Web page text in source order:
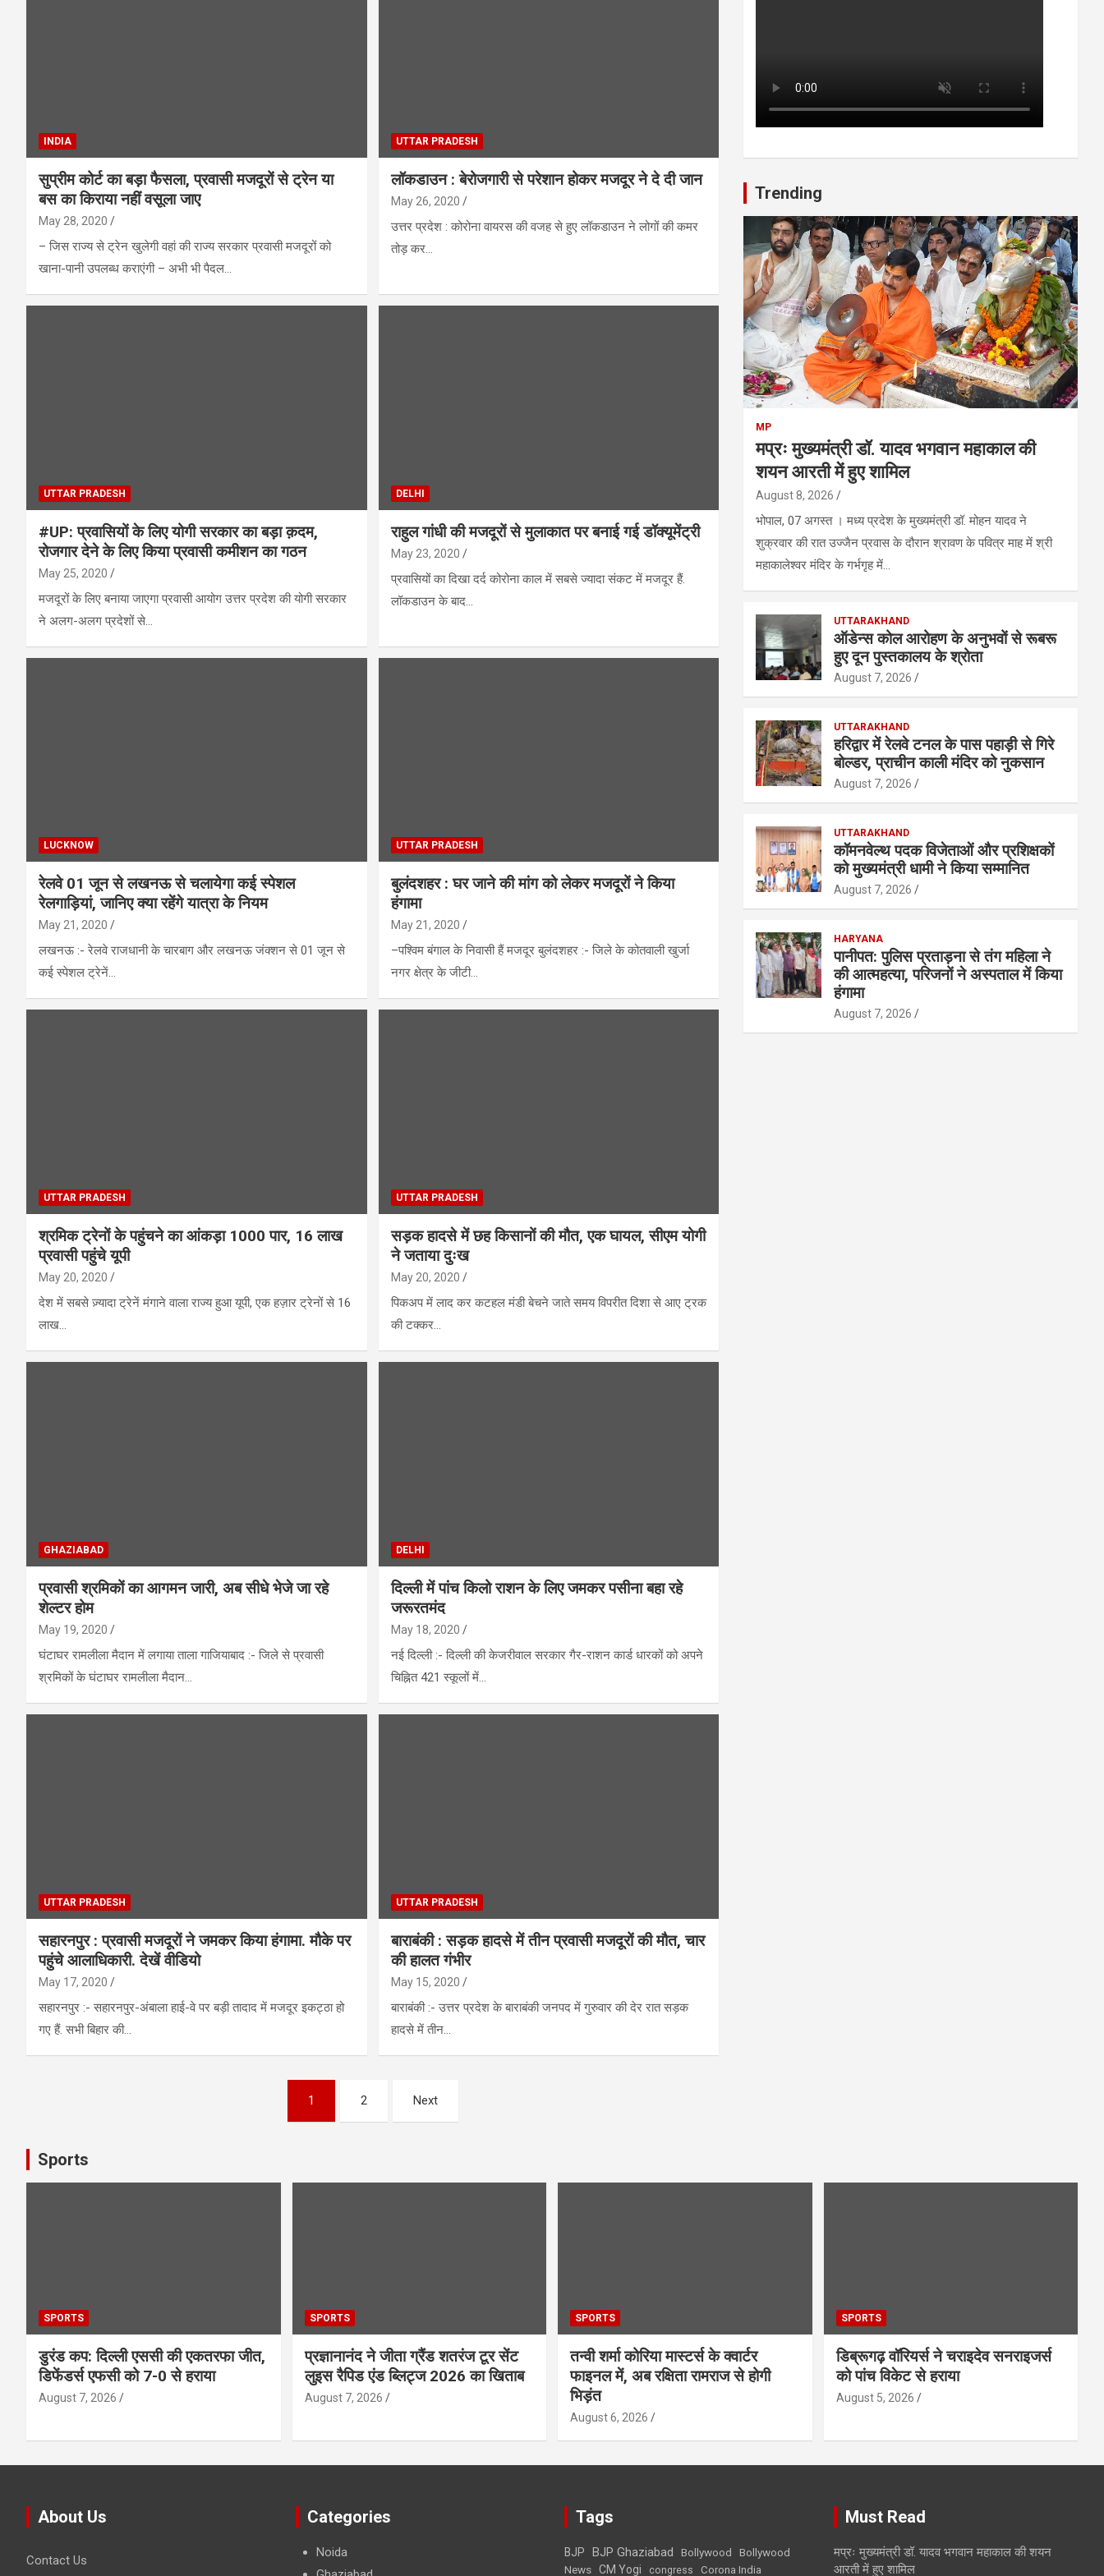
INDIA
सुप्रीम कोर्ट का बड़ा फैसला, प्रवासी मजदूरों से ट्रेन या
बस का किराया नहीं वसूला जाए
May 28, 2020
– जिस राज्य से ट्रेन खुलेगी वहां की राज्य सरकार प्रवासी मजदूरों को
खाना-पानी उपलब्ध कराएंगी – अभी भी पैदल…
UTTAR PRADESH
लॉकडाउन : बेरोजगारी से परेशान होकर मजदूर ने दे दी जान
May 26, 2020
उत्तर प्रदेश : कोरोना वायरस की वजह से हुए लॉकडाउन ने लोगों की कमर
तोड़ कर…
UTTAR PRADESH
#UP: प्रवासियों के लिए योगी सरकार का बड़ा क़दम,
रोजगार देने के लिए किया प्रवासी कमीशन का गठन
May 25, 2020
मजदूरों के लिए बनाया जाएगा प्रवासी आयोग उत्तर प्रदेश की योगी सरकार
ने अलग-अलग प्रदेशों से…
DELHI
राहुल गांधी की मजदूरों से मुलाकात पर बनाई गई डॉक्यूमेंट्री
May 23, 2020
प्रवासियों का दिखा दर्द कोरोना काल में सबसे ज्यादा संकट में मजदूर हैं.
लॉकडाउन के बाद…
LUCKNOW
रेलवे 01 जून से लखनऊ से चलायेगा कई स्पेशल
रेलगाड़ियां, जानिए क्या रहेंगे यात्रा के नियम
May 21, 2020
लखनऊ :- रेलवे राजधानी के चारबाग और लखनऊ जंक्शन से 01 जून से
कई स्पेशल ट्रेनें…
UTTAR PRADESH
बुलंदशहर : घर जाने की मांग को लेकर मजदूरों ने किया
हंगामा
May 21, 2020
–पश्विम बंगाल के निवासी हैं मजदूर बुलंदशहर :- जिले के कोतवाली खुर्जा
नगर क्षेत्र के जीटी…
UTTAR PRADESH
श्रमिक ट्रेनों के पहुंचने का आंकड़ा 1000 पार, 16 लाख
प्रवासी पहुंचे यूपी
May 20, 2020
देश में सबसे ज़्यादा ट्रेनें मंगाने वाला राज्य हुआ यूपी, एक हज़ार ट्रेनों से 16
लाख…
UTTAR PRADESH
सड़क हादसे में छह किसानों की मौत, एक घायल, सीएम योगी
ने जताया दुःख
May 20, 2020
पिकअप में लाद कर कटहल मंडी बेचने जाते समय विपरीत दिशा से आए ट्रक
की टक्कर…
GHAZIABAD
प्रवासी श्रमिकों का आगमन जारी, अब सीधे भेजे जा रहे
शेल्टर होम
May 19, 2020
घंटाघर रामलीला मैदान में लगाया ताला गाजियाबाद :- जिले से प्रवासी
श्रमिकों के घंटाघर रामलीला मैदान…
DELHI
दिल्ली में पांच किलो राशन के लिए जमकर पसीना बहा रहे
जरूरतमंद
May 18, 2020
नई दिल्ली :- दिल्ली की केजरीवाल सरकार गैर-राशन कार्ड धारकों को अपने
चिह्नित 421 स्कूलों में…
UTTAR PRADESH
सहारनपुर : प्रवासी मजदूरों ने जमकर किया हंगामा. मौके पर
पहुंचे आलाधिकारी. देखें वीडियो
May 17, 2020
सहारनपुर :- सहारनपुर-अंबाला हाई-वे पर बड़ी तादाद में मजदूर इकट्ठा हो
गए हैं. सभी बिहार की…
UTTAR PRADESH
बाराबंकी : सड़क हादसे में तीन प्रवासी मजदूरों की मौत, चार
की हालत गंभीर
May 15, 2020
बाराबंकी :- उत्तर प्रदेश के बाराबंकी जनपद में गुरुवार की देर रात सड़क
हादसे में तीन…
1 2 Next
Trending
MP
मप्रः मुख्यमंत्री डॉ. यादव भगवान महाकाल की
शयन आरती में हुए शामिल
August 8, 2026
भोपाल, 07 अगस्त । मध्य प्रदेश के मुख्यमंत्री डॉ. मोहन यादव ने
शुक्रवार की रात उज्जैन प्रवास के दौरान श्रावण के पवित्र माह में श्री
महाकालेश्‍वर मंदिर के गर्भगृह में…
UTTARAKHAND
ऑडेन्स कोल आरोहण के अनुभवों से रूबरू
हुए दून पुस्तकालय के श्रोता
August 7, 2026
UTTARAKHAND
हरिद्वार में रेलवे टनल के पास पहाड़ी से गिरे
बोल्डर, प्राचीन काली मंदिर को नुकसान
August 7, 2026
UTTARAKHAND
कॉमनवेल्थ पदक विजेताओं और प्रशिक्षकों
को मुख्यमंत्री धामी ने किया सम्मानित
August 7, 2026
HARYANA
पानीपत: पुलिस प्रताड़ना से तंग महिला ने
की आत्महत्या, परिजनों ने अस्पताल में किया
हंगामा
August 7, 2026
Sports
SPORTS
डुरंड कप: दिल्ली एससी की एकतरफा जीत,
डिफेंडर्स एफसी को 7-0 से हराया
August 7, 2026
SPORTS
प्रज्ञानानंद ने जीता ग्रैंड शतरंज टूर सेंट
लुइस रैपिड एंड ब्लिट्ज 2026 का खिताब
August 7, 2026
SPORTS
तन्वी शर्मा कोरिया मास्टर्स के क्वार्टर
फाइनल में, अब रक्षिता रामराज से होगी
भिड़ंत
August 6, 2026
SPORTS
डिब्रूगढ़ वॉरियर्स ने चराइदेव सनराइजर्स
को पांच विकेट से हराया
August 5, 2026
About Us
Contact Us
Categories
Noida
Tags
BJP BJP Ghaziabad Bollywood
Bollywood
News CM Yogi congress Corona India
Must Read
मप्रः मुख्यमंत्री डॉ. यादव भगवान महाकाल की शयन
आरती में हुए शामिल